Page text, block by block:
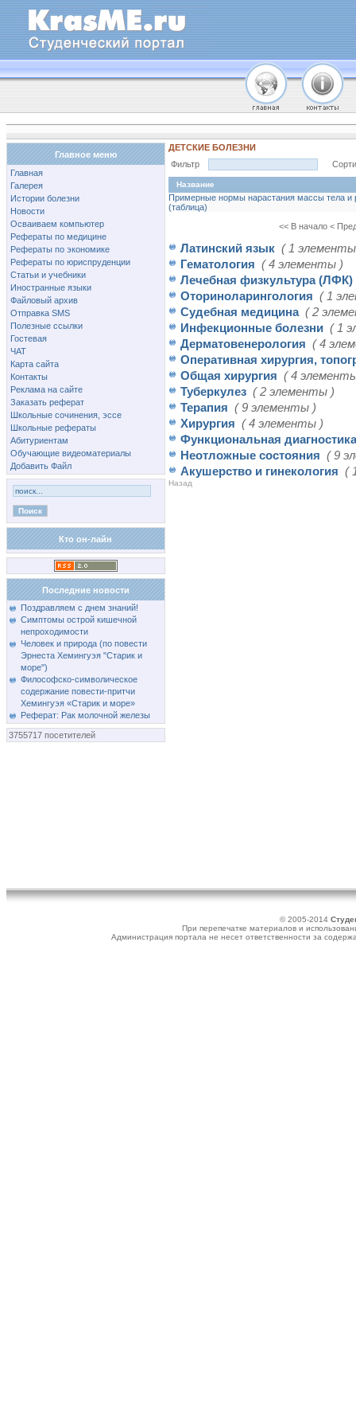
Главное меню
Главная
Галерея
Истории болезни
Новости
Осваиваем компьютер
Рефераты по медицине
Рефераты по экономике
Рефераты по юриспруденции
Статьи и учебники
Иностранные языки
Файловый архив
Отправка SMS
Полезные ссылки
Гостевая
ЧАТ
Карта сайта
Контакты
Реклама на сайте
Заказать реферат
Школьные сочинения, эссе
Школьные рефераты
Абитуриентам
Обучающие видеоматериалы
Добавить Файл
Кто он-лайн
Последние новости
Поздравляем с днем знаний!
Симптомы острой кишечной
непроходимости
Человек и природа (по повести
Эрнеста Хемингуэя "Старик и
море")
Философско-символическое
содержание повести-притчи
Хемингуэя «Старик и море»
Реферат: Рак молочной железы
3755717 посетителей
ДЕТСКИЕ БОЛЕЗНИ
Фильтр
Название
Примерные нормы нарастания массы тела и
(таблица)
<< В начало <
Латинский язык ( 1
Гематология ( 4 элементы )
Лечебная физкультура (ЛФК)
Оториноларингология ( 1
Судебная медицина ( 2
Инфекционные болезни ( 1
Дерматовенерология ( 4
Оперативная хирургия,
Общая хирургия ( 4
Туберкулез ( 2 элементы )
Терапия ( 9 элементы )
Хирургия ( 4 элементы )
Функциональная
Неотложные состояния ( 9
Акушерство и гинекология (
Назад
© 2005-2014
При перепечатке материалов и
Администрация портала не несет ответственности за